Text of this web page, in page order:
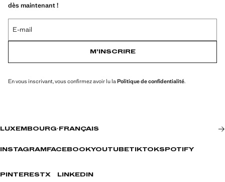
dès maintenant !
E-mail
M’INSCRIRE
En vous inscrivant, vous confirmez avoir lu la Politique de confidentialité.
LUXEMBOURG· FRANÇAIS
INSTAGRAM FACEBOOKYOUTUBETIKTOKSPOTIFY
PINTERESTX LINKEDIN